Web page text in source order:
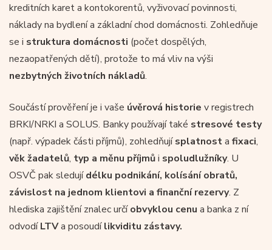
kreditních karet a kontokorentů, vyživovací povinnosti,
náklady na bydlení a základní chod domácnosti. Zohledňuje
se i struktura domácnosti (počet dospělých,
nezaopatřených dětí), protože to má vliv na výši
nezbytných životních nákladů.
Součástí prověření je i vaše úvěrová historie v registrech
BRKI/NRKI a SOLUS. Banky používají také stresové testy
(např. výpadek části příjmů), zohledňujísplatnosta fixaci,
věk žadatelů, typ a měnu příjmůi spoludlužníky. U
OSVČ pak sledujídélku podnikání, kolísání obratů,
závislost na jednom klientovi a finanční rezervy. Z
hlediska zajištění znalec určíobvyklou cenu a banka z ní
odvodíLTVa posoudílikviditu zástavy.